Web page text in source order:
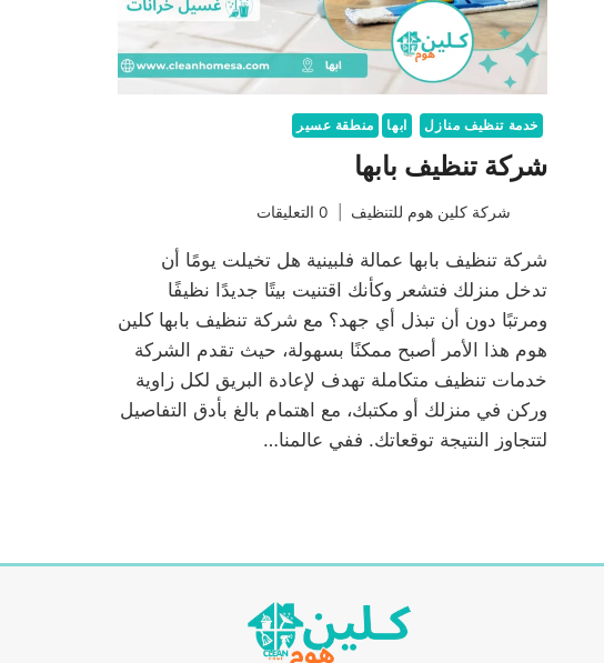
خدمة تنظيف منازل ابها منطقة عسير
شركة تنظيف بابها
شركة كلين هوم للتنظيف 0 التعليقات
شركة تنظيف بابها عمالة فلبينية هل تخيلت يومًا أن
تدخل منزلك فتشعر وكأنك اقتنيت بيتًا جديدًا نظيفًا
ومرتبًا دون أن تبذل أي جهد؟ مع شركة تنظيف بابها كلين
هوم هذا الأمر أصبح ممكنًا بسهولة، حيث تقدم الشركة
خدمات تنظيف متكاملة تهدف لإعادة البريق لكل زاوية
وركن في منزلك أو مكتبك، مع اهتمام بالغ بأدق التفاصيل
لتتجاوز النتيجة توقعاتك. ففي عالمنا…